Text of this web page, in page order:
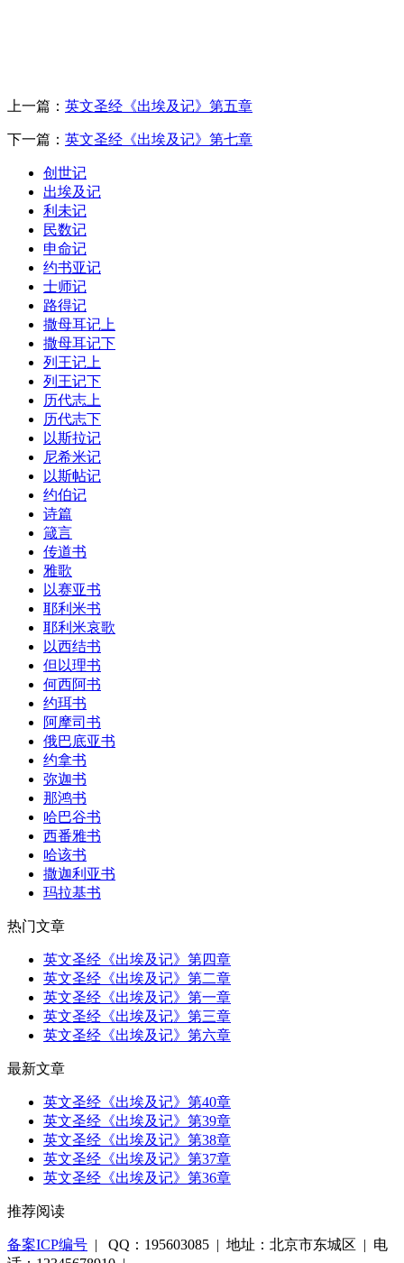
上一篇： 英文圣经《出埃及记》第五章
下一篇： 英文圣经《出埃及记》第七章
创世记
出埃及记
利未记
民数记
申命记
约书亚记
士师记
路得记
撒母耳记上
撒母耳记下
列王记上
列王记下
历代志上
历代志下
以斯拉记
尼希米记
以斯帖记
约伯记
诗篇
箴言
传道书
雅歌
以赛亚书
耶利米书
耶利米哀歌
以西结书
但以理书
何西阿书
约珥书
阿摩司书
俄巴底亚书
约拿书
弥迦书
那鸿书
哈巴谷书
西番雅书
哈该书
撒迦利亚书
玛拉基书
热门文章
英文圣经《出埃及记》第四章
英文圣经《出埃及记》第二章
英文圣经《出埃及记》第一章
英文圣经《出埃及记》第三章
英文圣经《出埃及记》第六章
最新文章
英文圣经《出埃及记》第40章
英文圣经《出埃及记》第39章
英文圣经《出埃及记》第38章
英文圣经《出埃及记》第37章
英文圣经《出埃及记》第36章
推荐阅读
备案ICP编号 | QQ：195603085 | 地址：北京市东城区 | 电